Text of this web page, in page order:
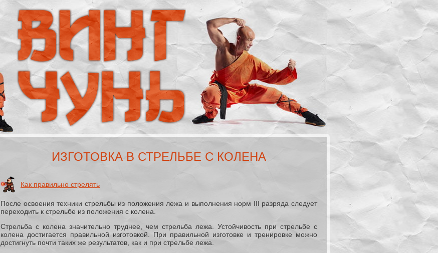
ИЗГОТОВКА В СТРЕЛЬБЕ С КОЛЕНА
Как правильно стрелять
После освоения техники стрельбы из положения лежа и выполнения норм III разряда следует
переходить к стрельбе из положения с колена.
Стрельба с колена значительно труднее, чем стрельба лежа. Устойчивость при стрельбе с
колена достигается правильной изготовкой. При правильной изготовке и тренировке можно
достигнуть почти таких же результатов, как и при стрельбе лежа.